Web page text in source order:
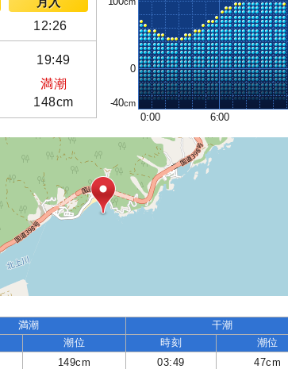
12:26
19:49
満潮
148cm
0
-40
0:00
6:00
満潮 干潮
潮位 時刻
潮位
149cm 03:49 47cm